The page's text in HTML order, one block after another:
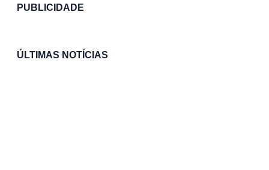
PUBLICIDADE
ÚLTIMAS NOTÍCIAS